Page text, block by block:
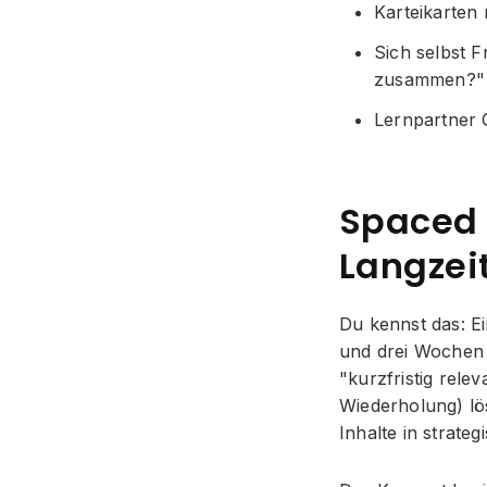
Karteikarten
Sich selbst
zusammen?"
Lernpartner
Du kennst das:
und drei
"kurzfristig
Wiederholung)
Inhalte in